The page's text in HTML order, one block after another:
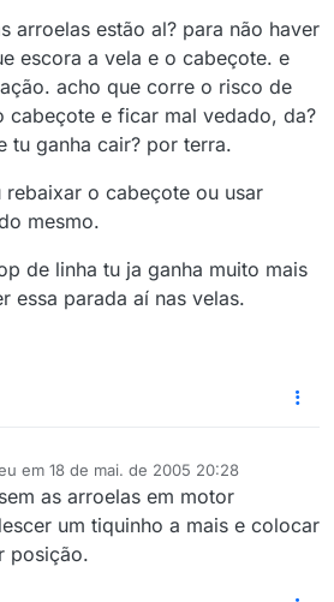
arroelas estão al? para não haver
escora a vela e o cabeçote. e
acho que corre o risco de
cabeçote e ficar mal vedado, da?
tu ganha cair? por terra.
rebaixar o cabeçote ou usar
mesmo.
de linha tu ja ganha muito mais
essa parada aí nas velas.
em 18 de mai. de 2005 20:28
por
as arroelas em motor
um tiquinho a mais e colocar
posição.